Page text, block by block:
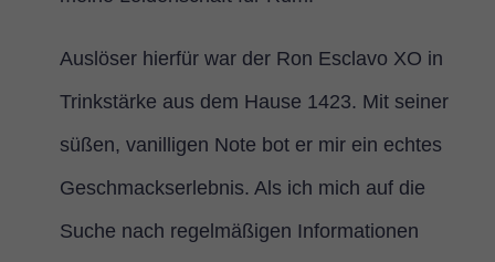
Auslöser hierfür war der Ron Esclavo XO in
Trinkstärke aus dem Hause 1423. Mit seiner
süßen, vanilligen Note bot er mir ein echtes
Geschmackserlebnis. Als ich mich auf die
Suche nach regelmäßigen Informationen